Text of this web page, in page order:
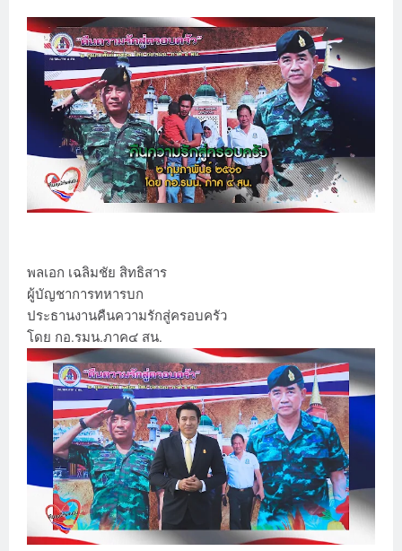
พลเอก เฉลิมชัย สิทธิสาร
ผู้บัญชาการทหารบก
ประธานงานคืนความรักสู่ครอบครัว
โดย กอ.รมน.ภาค๔ สน.